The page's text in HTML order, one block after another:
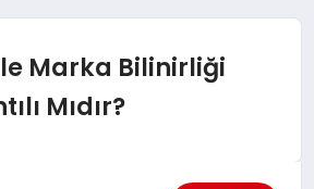
Marka Bilinirliği
Mıdır?